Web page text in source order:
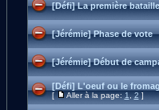
[Défi] La première bataille
[Jérémie] Phase de vote
[Jérémie] Début de
[Défi] L'oeuf ou le
[ Aller à la page:1,2]